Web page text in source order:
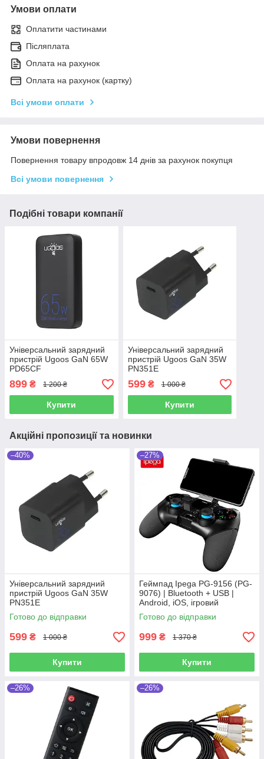
Умови оплати
Оплатити частинами
Післяплата
Оплата на рахунок
Оплата на рахунок (картку)
Всі умови оплати
Умови повернення
Повернення товару впродовж 14 днів за рахунок покупця
Всі умови повернення
Подібні товари компанії
Універсальний зарядний
пристрій Ugoos GaN 65W
PD65CF
899 ₴ 1 200 ₴
Купити
Універсальний зарядний
пристрій Ugoos GaN 35W
PN351E
599₴ 1 000 ₴
Купити
Акційні пропозиції та новинки
–40%
Універсальний зарядний
пристрій Ugoos GaN 35W
PN351E
Готово до відправки
599 ₴ 1 000 ₴
Купити
–27%
Геймпад Ipega PG-9156 (PG-
9076) | Bluetooth + USB |
Android, iOS, ігровий
контролер | Оригінал!
Готово до відправки
999 ₴ 1 370 ₴
Купити
–26% –26%